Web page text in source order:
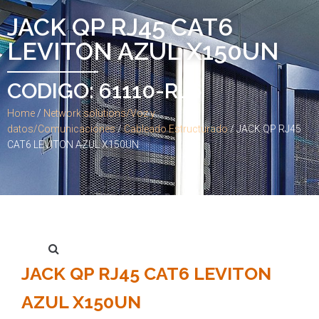
JACK QP RJ45 CAT6
LEVITON AZUL X150UN
CODIGO: 61110-RJ6
Home / Network solutions/Voz y
datos/Comunicaciones/Cableado Estructurado/ JACK QP RJ45
CAT6 LEVITON AZUL X150UN
JACK QP RJ45 CAT6 LEVITON
AZUL X150UN